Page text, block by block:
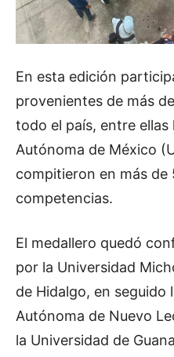
En esta edición
provenientes de más
todo el país, entre ellas
Autónoma de México
compitieron en más de
competencias.
El medallero quedó
por la Universidad
de Hidalgo, en seguido
Autónoma de Nuevo
la Universidad de